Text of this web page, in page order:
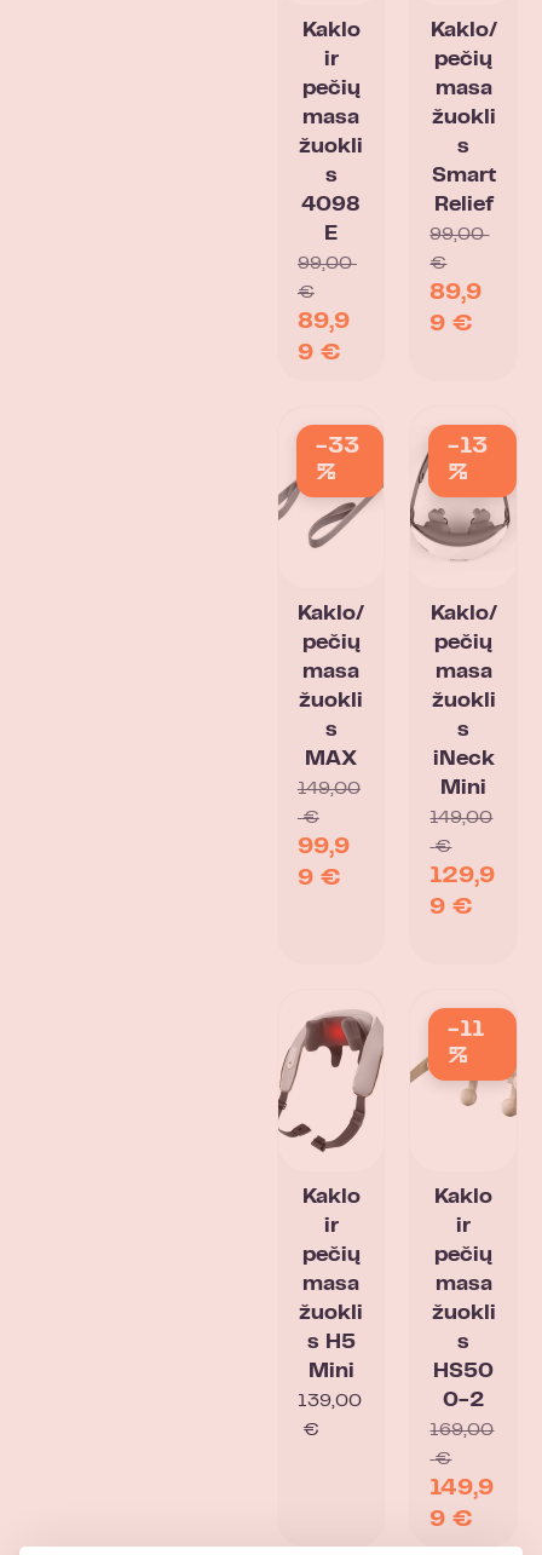
Kaklo
ir
pečių
masa
žuokli
s
4098
E
99,00
€
89,9
9 €
Kaklo/
pečių
masa
žuokli
s
Smart
Relief
99,00
€
89,9
9 €
-33
%
Kaklo/
pečių
masa
žuokli
s
MAX
149,00
€
99,9
9 €
-13
%
Kaklo/
pečių
masa
žuokli
s
iNeck
Mini
149,00
€
129,9
9 €
Kaklo
ir
pečių
masa
žuokli
s H5
Mini
139,00
€
-11
%
Kaklo
ir
pečių
masa
žuokli
s
HS50
0-2
169,00
€
149,9
9 €